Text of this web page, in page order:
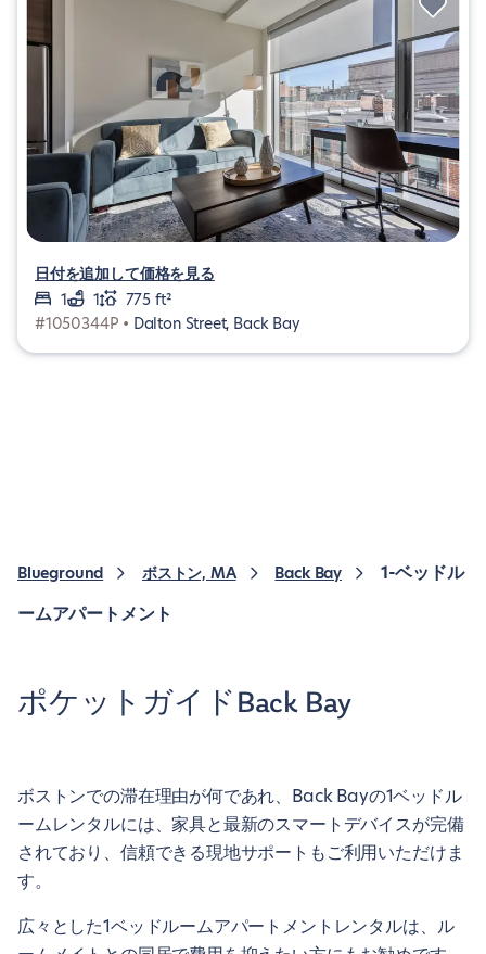
日付を追加して価格を見る
1
1
775 ft²
#1050344P • Dalton Street, Back Bay
Blueground ボストン, MA Back Bay
1-ベッドル
ームアパートメント
ポケットガイドBack Bay
ボストンでの滞在理由が何であれ、Back Bayの1ベッドル
ームレンタルには、家具と最新のスマートデバイスが完備
されており、信頼できる現地サポートもご利用いただけま
す。
広々とした1ベッドルームアパートメントレンタルは、ル